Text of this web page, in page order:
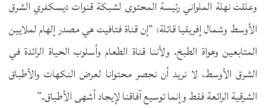
وعلقت نهلة الملواني رئيسة المحتوى لشبكة قنوات ديسكفري الشرق
الأوسط وشمال إفريقيا قائلة: “إن قناة فتافيت هي مصدر إلهام لملايين
المتابعين وهواة الطبخ. ولأننا قناة الطعام وأسلوب الحياة الرائدة في
الشرق الأوسط، لا نريد أن نحصر محتوانا لعرض النكهات والأطباق
الشرقية الرائعة فقط وإنما توسيع آفاقنا لإيجاد أشهى الأطباق.”